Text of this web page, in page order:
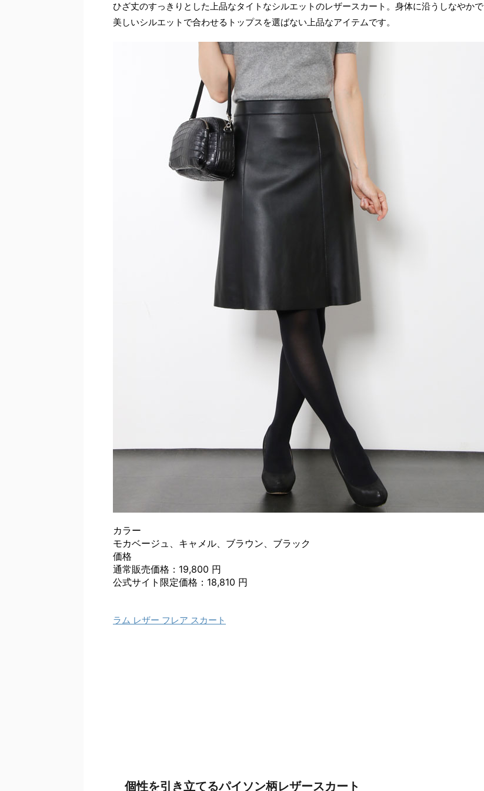
ひざ丈のすっきりとした上品なタイトなシルエットのレザースカート。身体に沿うしなやかで
美しいシルエットで合わせるトップスを選ばない上品なアイテムです。
カラー
モカベージュ、キャメル、ブラウン、ブラック
価格
通常販売価格：19,800 円
公式サイト限定価格：18,810 円
ラム レザー フレア スカート
個性を引き立てるパイソン柄レザースカート